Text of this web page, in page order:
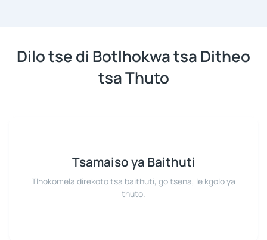
Dilo tse di Botlhokwa tsa Ditheo
tsa Thuto
Tsamaiso ya Baithuti
Tlhokomela direkoto tsa baithuti, go tsena, le kgolo ya
thuto.